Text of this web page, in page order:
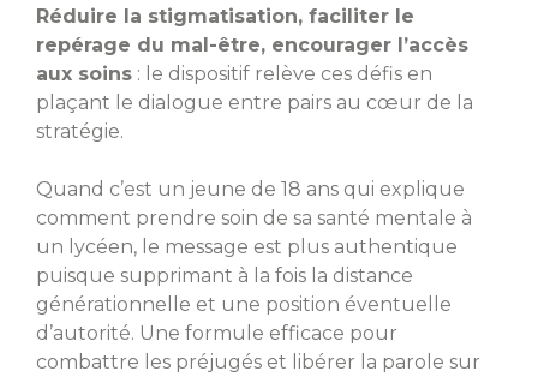
Réduire la stigmatisation, faciliter le
repérage du mal-être, encourager l’accès
aux soins : le dispositif relève ces défis en
plaçant le dialogue entre pairs au cœur de la
stratégie.
Quand c’est un jeune de 18 ans qui explique
comment prendre soin de sa santé mentale à
un lycéen, le message est plus authentique
puisque supprimant à la fois la distance
générationnelle et une position éventuelle
d’autorité. Une formule efficace pour
combattre les préjugés et libérer la parole sur